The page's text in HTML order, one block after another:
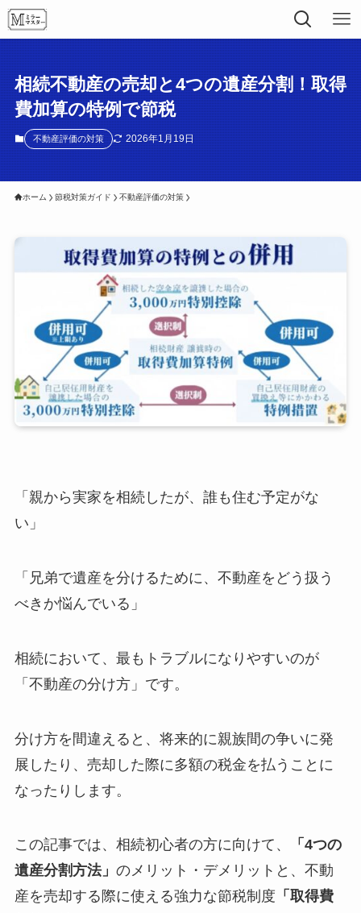
相続不動産の売却と4つの遺産分割！取得
費加算の特例で節税
不動産評価の対策 2026年1月19日
ホーム 節税対策ガイド 不動産評価の対策
「親から実家を相続したが、誰も住む予定がな
い」
「兄弟で遺産を分けるために、不動産をどう扱う
べきか悩んでいる」
相続において、最もトラブルになりやすいのが
「不動産の分け方」です。
分け方を間違えると、将来的に親族間の争いに発
展したり、売却した際に多額の税金を払うことに
なったりします。
この記事では、相続初心者の方に向けて、
「4つの
遺産分割方法」 のメリット・デメリットと、不動
産を売却する際に使える強力な節税制度 「取得費